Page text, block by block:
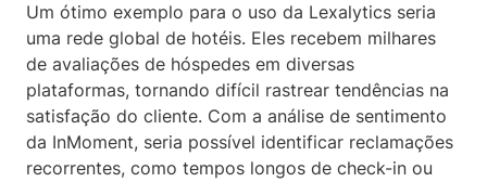
Um ótimo exemplo para o uso da Lexalytics seria
uma rede global de hotéis. Eles recebem milhares
de avaliações de hóspedes em diversas
plataformas, tornando difícil rastrear tendências na
satisfação do cliente. Com a análise de sentimento
da InMoment, seria possível identificar reclamações
recorrentes, como tempos longos de check-in ou